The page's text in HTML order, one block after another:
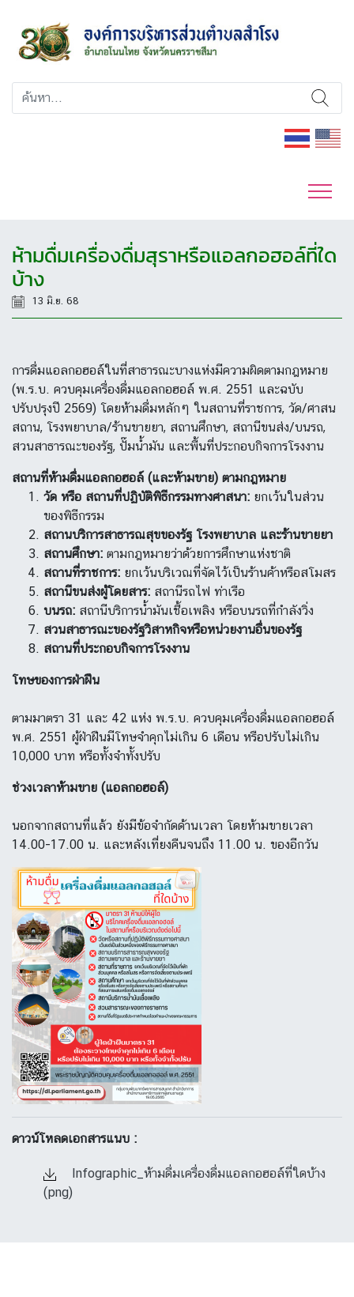
ห้ามดื่มเครื่องดื่มสุราหรือแอลกอฮอล์ที่ใด
บ้าง
13 มิ.ย. 68
การดื่มแอลกอฮอล์ในที่สาธารณะบางแห่งมีความผิดตามกฎหมาย
(พ.ร.บ. ควบคุมเครื่องดื่มแอลกอฮอล์ พ.ศ. 2551 และฉบับ
ปรับปรุงปี 2569) โดยห้ามดื่มหลักๆ ในสถานที่ราชการ, วัด/ศาสน
สถาน, โรงพยาบาล/ร้านขายยา, สถานศึกษา, สถานีขนส่ง/บนรถ,
สวนสาธารณะของรัฐ, ปั๊มน้ำมัน และพื้นที่ประกอบกิจการโรงงาน
สถานที่ห้ามดื่มแอลกอฮอล์ (และห้ามขาย) ตามกฎหมาย
วัด หรือ สถานที่ปฏิบัติพิธีกรรมทางศาสนา: ยกเว้นในส่วน
ของพิธีกรรม
สถานบริการสาธารณสุขของรัฐ โรงพยาบาล และร้านขายยา
สถานศึกษา: ตามกฎหมายว่าด้วยการศึกษาแห่งชาติ
สถานที่ราชการ: ยกเว้นบริเวณที่จัดไว้เป็นร้านค้าหรือสโมสร
สถานีขนส่งผู้โดยสาร: สถานีรถไฟ ท่าเรือ
บนรถ: สถานีบริการน้ำมันเชื้อเพลิง หรือบนรถที่กำลังวิ่ง
สวนสาธารณะของรัฐวิสาหกิจหรือหน่วยงานอื่นของรัฐ
สถานที่ประกอบกิจการโรงงาน
โทษของการฝ่าฝืน
ตามมาตรา 31 และ 42 แห่ง พ.ร.บ. ควบคุมเครื่องดื่มแอลกอฮอล์
พ.ศ. 2551 ผู้ฝ่าฝืนมีโทษจำคุกไม่เกิน 6 เดือน หรือปรับไม่เกิน
10,000 บาท หรือทั้งจำทั้งปรับ
ช่วงเวลาห้ามขาย (แอลกอฮอล์)
นอกจากสถานที่แล้ว ยังมีข้อจำกัดด้านเวลา โดยห้ามขายเวลา
14.00-17.00 น. และหลังเที่ยงคืนจนถึง 11.00 น. ของอีกวัน
ดาวน์โหลดเอกสารแนบ :
Infographic_ห้ามดื่มเครื่องดื่มแอลกอฮอล์ที่ใดบ้าง
(png)